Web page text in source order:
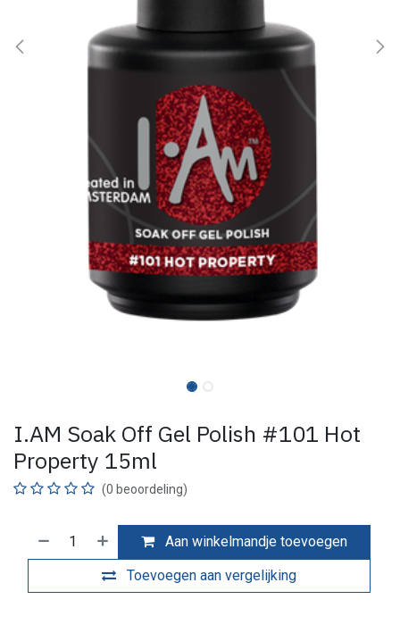
I.AM Soak Off Gel Polish #101 Hot
Property 15ml
(0 beoordeling)
Aan winkelmandje toevoegen
Toevoegen aan vergelijking